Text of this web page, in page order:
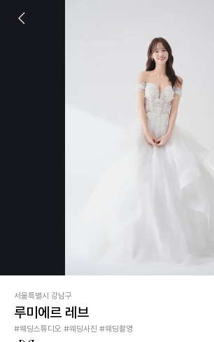
서울특별시 강남구
루미에르 레브
#웨딩스튜디오 #웨딩사진 #웨딩촬영